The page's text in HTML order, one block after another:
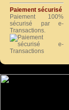
Paiement sécurisé
Paiement 100%
sécurisé par e-
Transactions.